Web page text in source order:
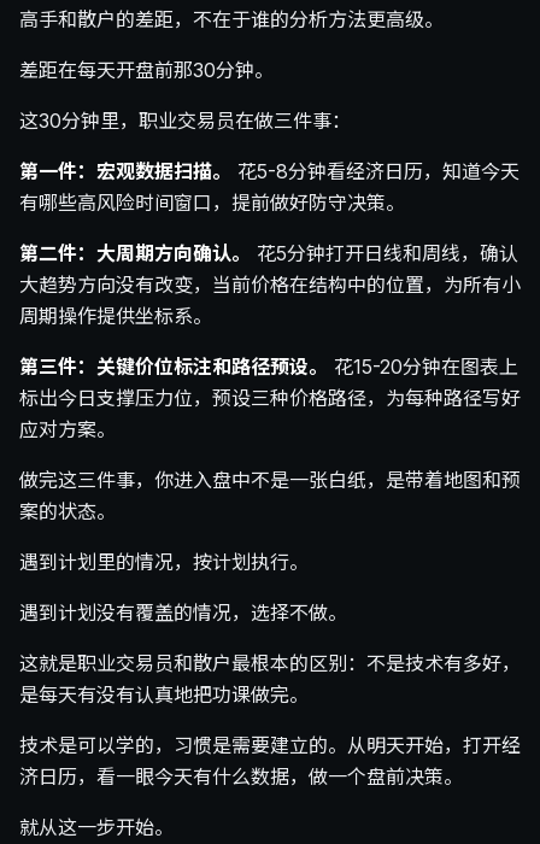
高手和散户的差距，不在于谁的分析方法更高级。
差距在每天开盘前那30分钟。
这30分钟里，职业交易员在做三件事：
第一件：宏观数据扫描。
花5-8分钟看经济日历，知道今天
有哪些高风险时间窗口，提前做好防守决策。
第二件：大周期方向确认。
花5分钟打开日线和周线，确认
大趋势方向没有改变，当前价格在结构中的位置，为所有小
周期操作提供坐标系。
第三件：关键价位标注和路径预设。
花15-20分钟在图表上
标出今日支撑压力位，预设三种价格路径，为每种路径写好
应对方案。
做完这三件事，你进入盘中不是一张白纸，是带着地图和预
案的状态。
遇到计划里的情况，按计划执行。
遇到计划没有覆盖的情况，选择不做。
这就是职业交易员和散户最根本的区别：不是技术有多好，
是每天有没有认真地把功课做完。
技术是可以学的，习惯是需要建立的。从明天开始，打开经
济日历，看一眼今天有什么数据，做一个盘前决策。
就从这一步开始。